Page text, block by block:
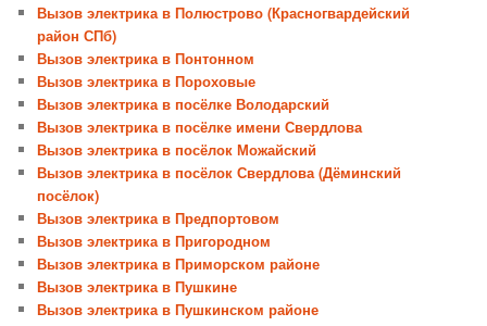
Вызов электрика в Полюстрово (Красногвардейский
район СПб)
Вызов электрика в Понтонном
Вызов электрика в Пороховые
Вызов электрика в посёлке Володарский
Вызов электрика в посёлке имени Свердлова
Вызов электрика в посёлок Можайский
Вызов электрика в посёлок Свердлова (Дёминский
посёлок)
Вызов электрика в Предпортовом
Вызов электрика в Пригородном
Вызов электрика в Приморском районе
Вызов электрика в Пушкине
Вызов электрика в Пушкинском районе